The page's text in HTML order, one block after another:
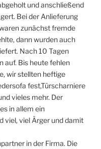
und anschließend
Bei der Anlieferung
zunächst fremde
dann wurden auch
Nach 10 Tagen
auf. Bis heute fehlen
wir stellten heftige
fest,Türscharniere
vieles mehr. Der
in allem ein
viel, viel Ärger und damit
in der Firma. Die